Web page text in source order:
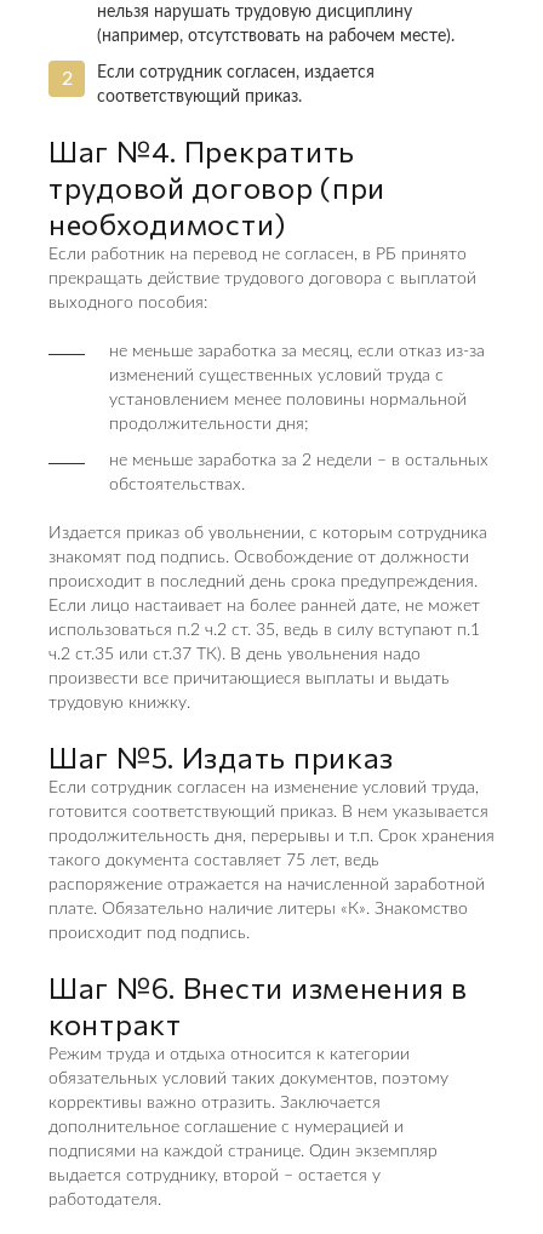
нельзя нарушать трудовую дисциплину
(например, отсутствовать на рабочем месте).
Если сотрудник согласен, издается
соответствующий приказ.
Шаг №4. Прекратить
трудовой договор (при
необходимости)
Если работник на перевод не согласен, в РБ принято
прекращать действие трудового договора с выплатой
выходного пособия:
не меньше заработка за месяц, если отказ из-за
изменений существенных условий труда с
установлением менее половины нормальной
продолжительности дня;
не меньше заработка за 2 недели – в остальных
обстоятельствах.
Издается приказ об увольнении, с которым сотрудника
знакомят под подпись. Освобождение от должности
происходит в последний день срока предупреждения.
Если лицо настаивает на более ранней дате, не может
использоваться п.2 ч.2 ст. 35, ведь в силу вступают п.1
ч.2 ст.35 или ст.37 ТК). В день увольнения надо
произвести все причитающиеся выплаты и выдать
трудовую книжку.
Шаг №5. Издать приказ
Если сотрудник согласен на изменение условий труда,
готовится соответствующий приказ. В нем указывается
продолжительность дня, перерывы и т.п. Срок хранения
такого документа составляет 75 лет, ведь
распоряжение отражается на начисленной заработной
плате. Обязательно наличие литеры «К». Знакомство
происходит под подпись.
Шаг №6. Внести изменения в
контракт
Режим труда и отдыха относится к категории
обязательных условий таких документов, поэтому
коррективы важно отразить. Заключается
дополнительное соглашение с нумерацией и
подписями на каждой странице. Один экземпляр
выдается сотруднику, второй – остается у
работодателя.